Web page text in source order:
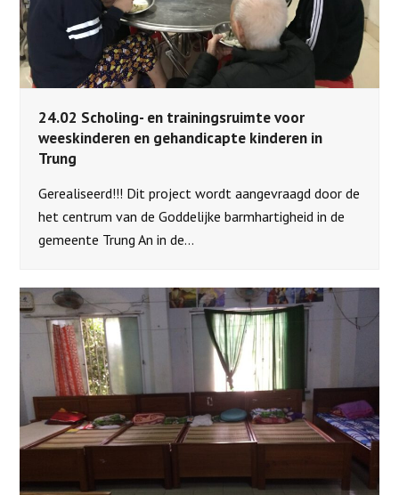
24.02 Scholing- en trainingsruimte voor
weeskinderen en gehandicapte kinderen in
Trung
Gerealiseerd!!! Dit project wordt aangevraagd door de
het centrum van de Goddelijke barmhartigheid in de
gemeente Trung An in de…